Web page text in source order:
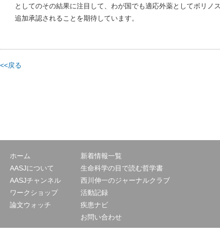
としてのその結果に注目して、わが国でも適応外薬としてボリノ
追加承認されることを期待していま
<<戻る
ホーム
AASJについて
AASJチャンネル
ワークショップ
論文ウォッチ
新着情報一覧
生命科学の目で読む哲学書
西川伸一のジャーナルクラブ
活動記録
疾患ナビ
お問い合わせ